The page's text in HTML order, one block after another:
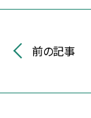
前の記事